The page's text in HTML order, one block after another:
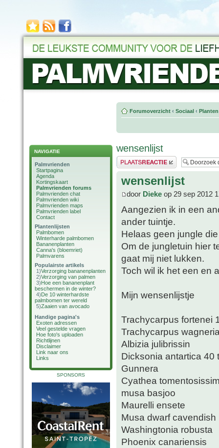
NAVIGATIE
Palmvrienden
Startpagina
Agenda
Kortingskaart
Palmvrienden forums
Palmvrienden chat
Palmvrienden wiki
Palmvrienden maps
Palmvrienden label
Contact
Plantenlijsten
Palmbomen
Winterharde palmbomen
Bananenplanten
Canna's (bloemriet)
Palmvarens
Populairste artikels
1)Verzorging bananenplanten
2)Verzorging van palmen
3)Hoe een bananenplant
beschermen in de winter?
4)De 10 winterhardste
palmbomen ter wereld
5)Zaaien van avocado
Handige pagina's
Exoten adressen
Veel gestelde vragen
Hoe foto's uploaden
Richtlijnen
Disclaimer
Link naar ons
Links
SPONSORS
Forumoverzicht ‹ Sociaal ‹
wensenlijst
Plaats een reactie
wensenlijst
door Dieke op 29 sep 2012
Aangezien ik in een
ander tuintje.
Helaas geen jungle
Om de jungletuin hier
gaat mij niet lukken.
Toch wil ik het een en
Mijn wensenlijstje
Trachycarpus fortenei
Trachycarpus
Albizia julibrissin
Dicksonia antartica 40
Gunnera
Cyathea
musa basjoo
Maurelli ensete
Musa dwarf cavendish
Washingtonia robusta
Phoenix canariensis